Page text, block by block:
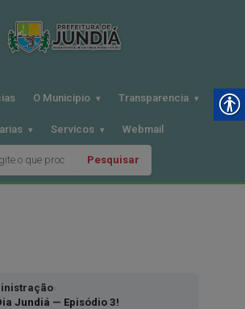
O Municipio Transparencia
Servicos Webmail
Pesquisar
›
Jundiá — Episódio 3!